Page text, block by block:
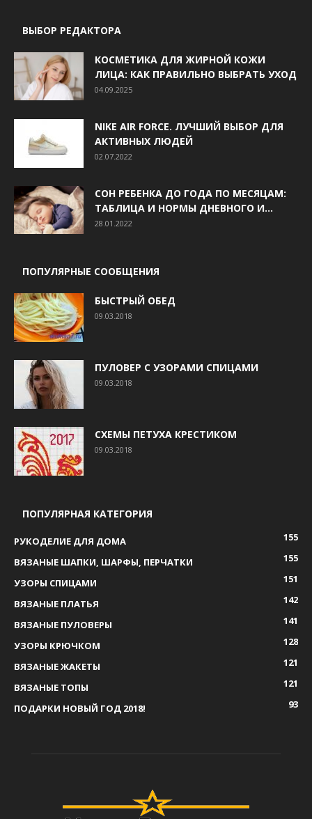
ВЫБОР РЕДАКТОРА
КОСМЕТИКА ДЛЯ ЖИРНОЙ КОЖИ
ЛИЦА: КАК ПРАВИЛЬНО ВЫБРАТЬ УХОД
04.09.2025
NIKE AIR FORCE. ЛУЧШИЙ ВЫБОР ДЛЯ
АКТИВНЫХ ЛЮДЕЙ
02.07.2022
СОН РЕБЕНКА ДО ГОДА ПО МЕСЯЦАМ:
ТАБЛИЦА И НОРМЫ ДНЕВНОГО И...
28.01.2022
ПОПУЛЯРНЫЕ СООБЩЕНИЯ
БЫСТРЫЙ ОБЕД
09.03.2018
ПУЛОВЕР С УЗОРАМИ СПИЦАМИ
09.03.2018
СХЕМЫ ПЕТУХА КРЕСТИКОМ
09.03.2018
ПОПУЛЯРНАЯ КАТЕГОРИЯ
РУКОДЕЛИЕ ДЛЯ ДОМА
155
ВЯЗАНЫЕ ШАПКИ, ШАРФЫ, ПЕРЧАТКИ
155
УЗОРЫ СПИЦАМИ
151
ВЯЗАНЫЕ ПЛАТЬЯ
142
ВЯЗАНЫЕ ПУЛОВЕРЫ
141
УЗОРЫ КРЮЧКОМ
128
ВЯЗАНЫЕ ЖАКЕТЫ
121
ВЯЗАНЫЕ ТОПЫ
121
ПОДАРКИ НОВЫЙ ГОД 2018!
93